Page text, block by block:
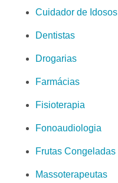
Cuidador de Idosos
Dentistas
Drogarias
Farmácias
Fisioterapia
Fonoaudiologia
Frutas Congeladas
Massoterapeutas